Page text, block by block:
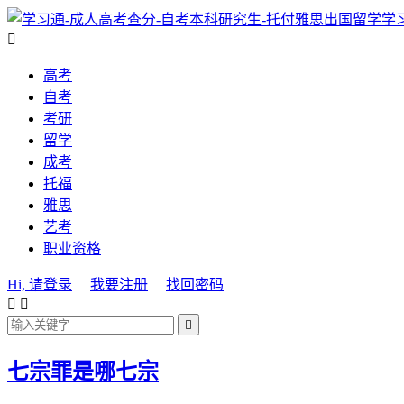
学

高考
自考
考研
留学
成考
托福
雅思
艺考
职业资格
Hi, 请登录 我要注册
找回密码
 

七宗罪是哪七宗